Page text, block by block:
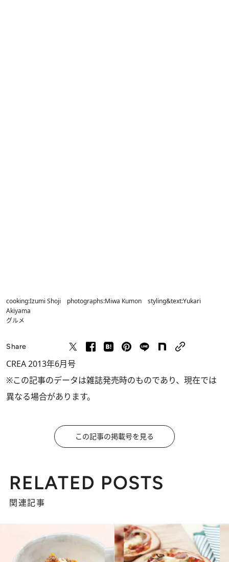
cooking:Izumi Shoji photographs:Miwa Kumon styling&text:Yukari
Akiyama
グルメ
Share
CREA 2013年6月号
※この記事のデータは雑誌発売時のものであり、現在では
異なる場合があります。
この記事の掲載号を見る
RELATED POSTS
関連記事